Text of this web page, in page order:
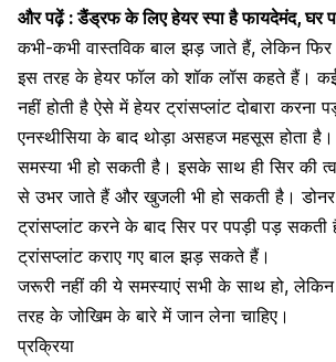
और पढ़ें :डैंड्रफ के लिए हेयर स्पा है फायदेमंद, घर
कभी-कभी वास्तविक बाल झड़ जाते हैं, लेकिन
इस तरह के हेयर फॉल को शॉक लॉस कहते हैं। कई
नहीं होती है ऐसे में हेयर ट्रांसप्लांट दोबारा करना
एनस्थीसिया के बाद थोड़ा असहज महसूस होता
समस्या भी हो सकती है। इसके साथ हीसिर की
से उभर जाते हैं और खुजली भी हो सकती है। डोनर
ट्रांसप्लांट करने के बाद सिर पर पपड़ी पड़ सकती
ट्रांसप्लांट कराए गए बाल झड़ सकते हैं।
जरूरी नहीं की ये समस्याएं सभी के साथ हो,
तरह के जोखिम के बारे में जान लेना चाहिए।
प्रक्रिया